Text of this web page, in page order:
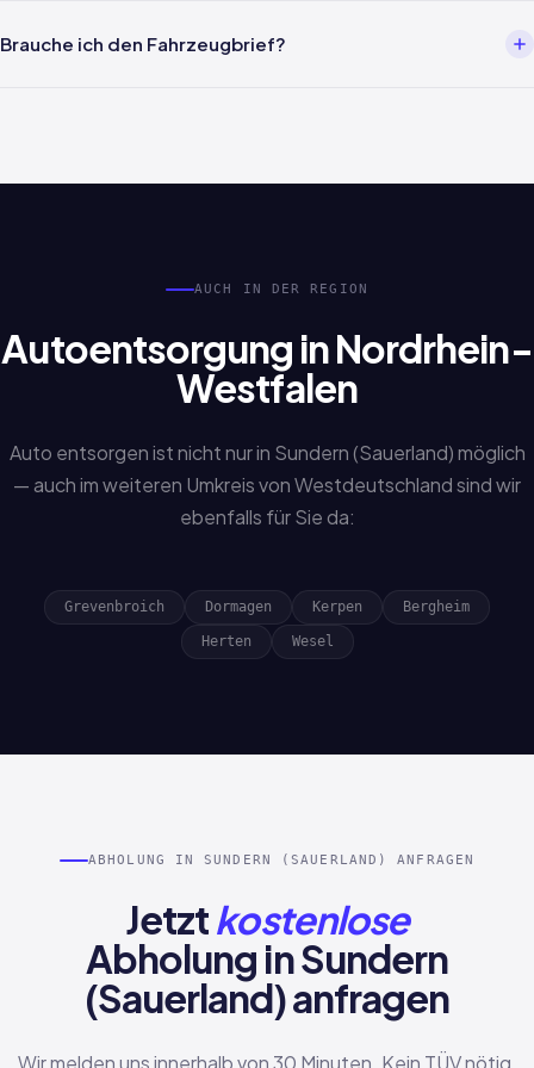
melden uns in der Regel innerhalb von 2 Stunden auf Ihre Anfrage
Brauche ich den Fahrzeugbrief?
AUCH IN DER REGION
Autoentsorgung in Nordrhein-
Westfalen
Auto entsorgen ist nicht nur in Sundern (Sauerland) möglich
— auch im weiteren Umkreis von Westdeutschland sind wir
ebenfalls für Sie da:
Grevenbroich Dormagen Kerpen Bergheim
Herten Wesel
ABHOLUNG IN SUNDERN (SAUERLAND) ANFRAGEN
Jetztkostenlose
Abholung in Sundern
(Sauerland) anfragen
Wir melden uns innerhalb von 30 Minuten. Kein TÜV nötig,